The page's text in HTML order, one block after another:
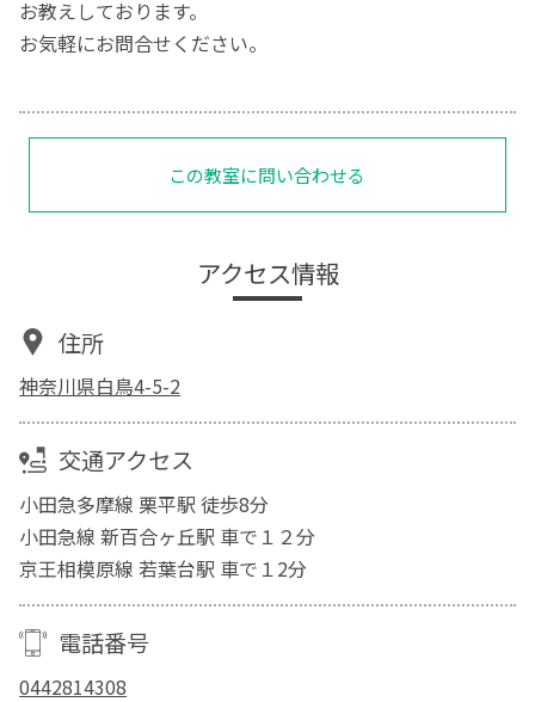
お教えしております。
お気軽にお問合せください。
この教室に問い合わせる
アクセス情報
住所
神奈川県白鳥4-5-2
交通アクセス
小田急多摩線 栗平駅 徒歩8分
小田急線 新百合ヶ丘駅 車で１２分
京王相模原線 若葉台駅 車で１2分
電話番号
0442814308